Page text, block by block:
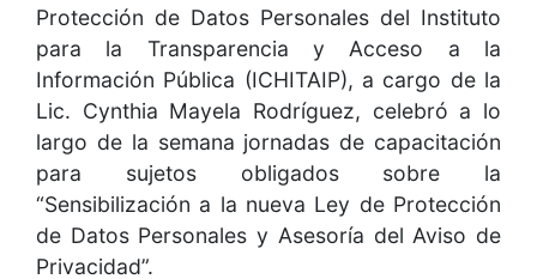
Protección de Datos Personales del Instituto
para la Transparencia y Acceso a la
Información Pública (ICHITAIP), a cargo de la
Lic. Cynthia Mayela Rodríguez, celebró a lo
largo de la semana jornadas de capacitación
para sujetos obligados sobre la
“Sensibilización a la nueva Ley de Protección
de Datos Personales y Asesoría del Aviso de
Privacidad”.